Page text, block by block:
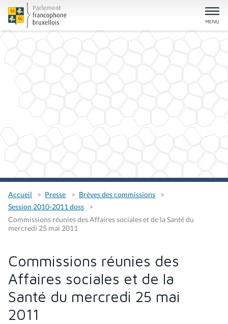
Accueil Presse
Brèves des commissions
Session 2010-2011 doss
Commissions réunies des Affaires sociales et de la Santé du
mercredi 25 mai 2011
Commissions réunies des
Affaires sociales et de la
Santé du mercredi 25 mai
2011